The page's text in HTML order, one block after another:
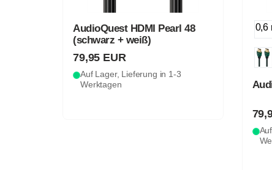
AudioQuest HDMI Pearl 48
(schwarz + weiß)
79,95 EUR
Auf Lager, Lieferung in 1-3
Werktagen
0,6